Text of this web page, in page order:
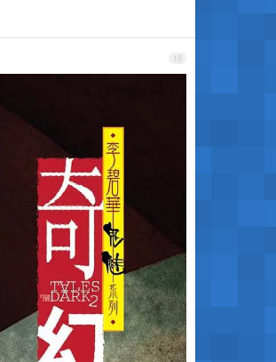
16